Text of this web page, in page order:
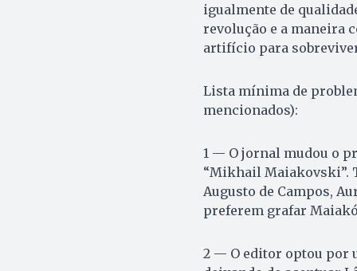
igualmente de
revolução e a maneira
artifício para
Lista mínima de
mencionados):
1 — O jornal mudou o
“Mikhail Maiakovski”.
Augusto de Campos,
preferem grafar
2 — O editor optou por